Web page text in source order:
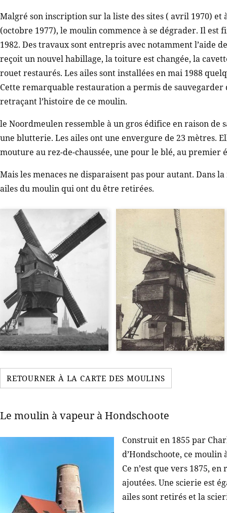
Malgré son inscription sur la liste des sites ( avril 1970)
(octobre 1977), le moulin commence à se dégrader. Il est
1982. Des travaux sont entrepris avec notamment l’aide
reçoit un nouvel habillage, la toiture est changée, la
rouet restaurés. Les ailes sont installées en mai 1988
Cette remarquable restauration a permis de
retraçant l’histoire de ce moulin.
le Noordmeulen ressemble à un gros édifice en raison de
une blutterie. Les ailes ont une envergure de 23 mètres.
mouture au rez-de-chaussée, une pour le blé, au premier
Mais les menaces ne disparaisent pas pour autant. Dans
ailes du moulin qui ont du être retirées.
RETOURNER À LA CARTE DES MOULINS
Le moulin à vapeur à Hondschoote
Construit en 1855 par
d’Hondschoote, ce
Ce n’est que vers 1875,
ajoutées. Une scierie est
ailes sont retirés et la